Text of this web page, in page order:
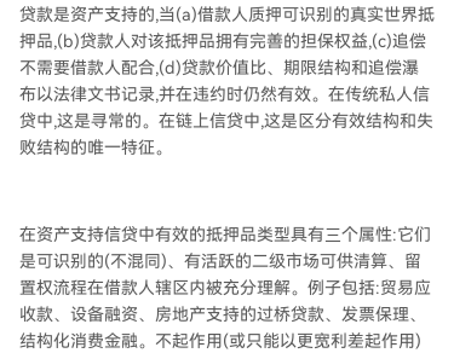
贷款是资产支持的,当(a)借款人质押可识别的真实世界抵
押品,(b)贷款人对该抵押品拥有完善的担保权益,(c)追偿
不需要借款人配合,(d)贷款价值比、期限结构和追偿瀑
布以法律文书记录,并在违约时仍然有效。在传统私人信
贷中,这是寻常的。在链上信贷中,这是区分有效结构和失
败结构的唯一特征。
在资产支持信贷中有效的抵押品类型具有三个属性:它们
是可识别的(不混同)、有活跃的二级市场可供清算、留
置权流程在借款人辖区内被充分理解。例子包括:贸易应
收款、设备融资、房地产支持的过桥贷款、发票保理、
结构化消费金融。不起作用(或只能以更宽利差起作用)